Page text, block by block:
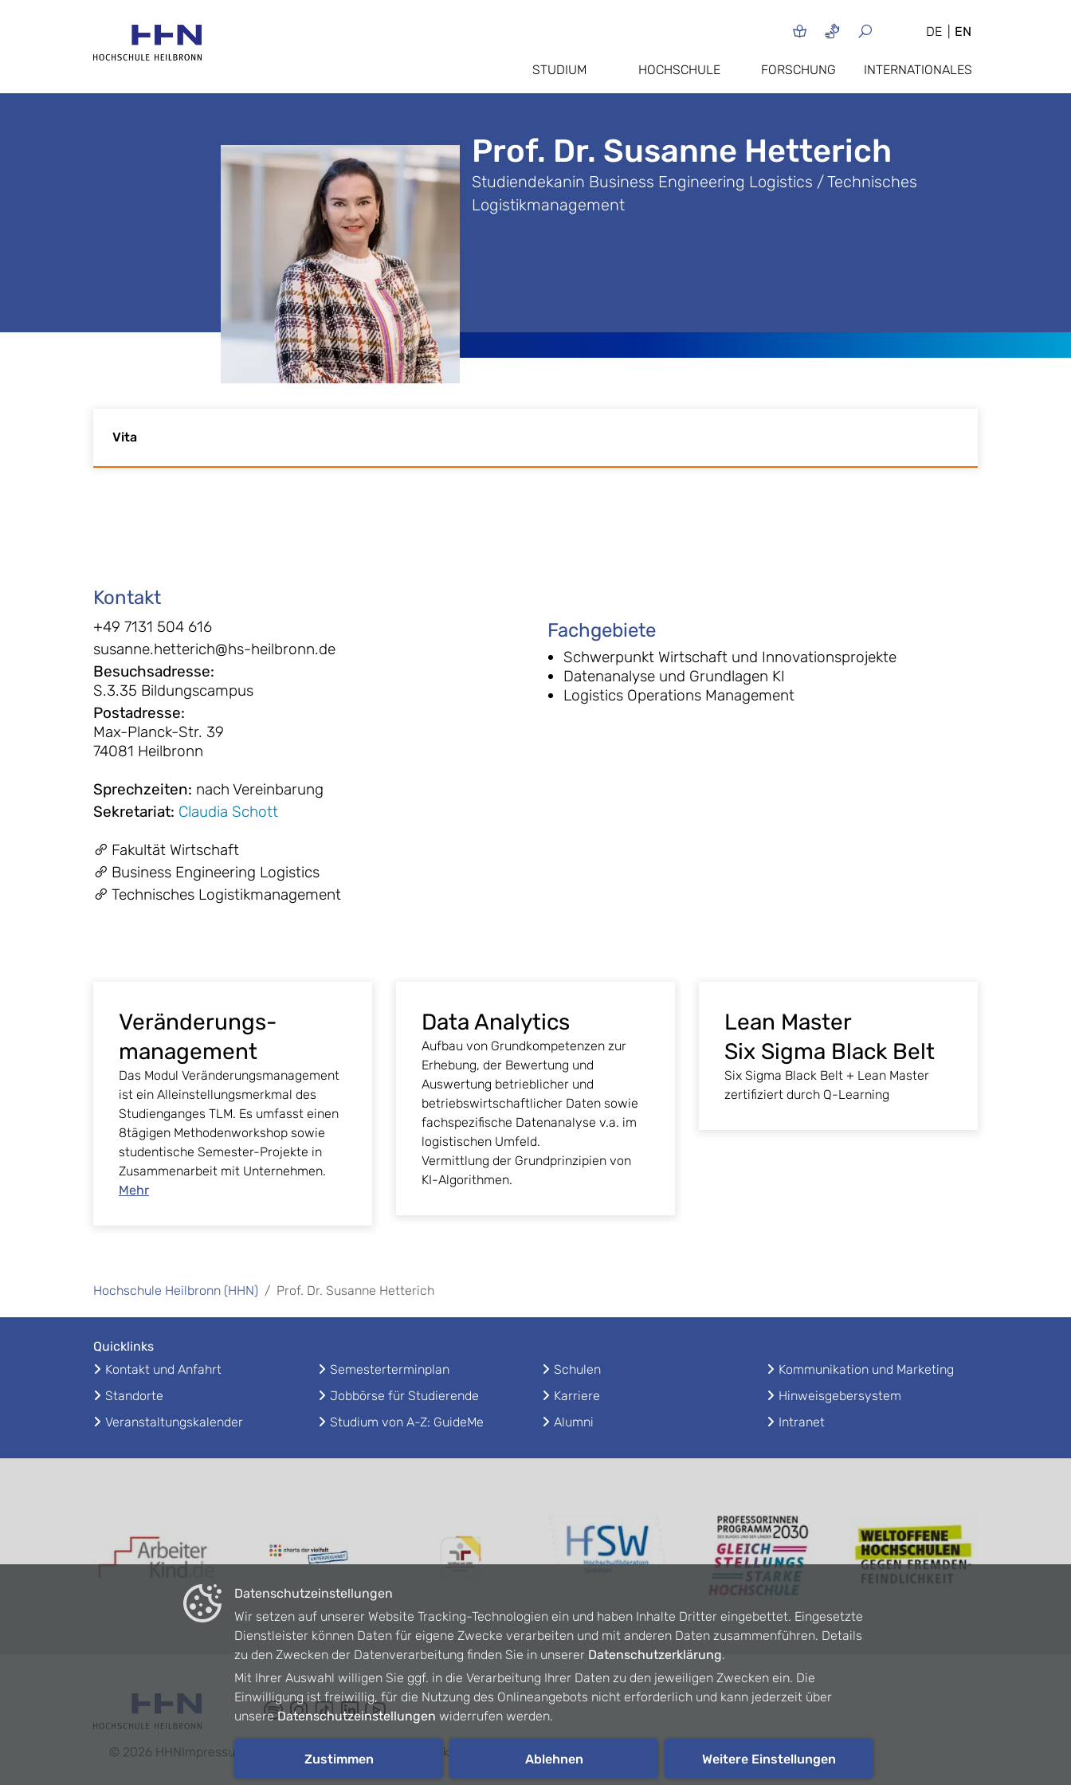
DE EN
STUDIUM HOCHSCHULE FORSCHUNG INTERNATIONALES
Prof. Dr. Susanne Hetterich
Studiendekanin Business Engineering Logistics / Technisches
Logistikmanagement
Vita
Kontakt
+49 7131 504 616
susanne.hetterich@hs-heilbronn.de
Besuchsadresse:
S.3.35 Bildungscampus
Postadresse:
Max-Planck-Str. 39
74081 Heilbronn
Sprechzeiten: nach Vereinbarung
Sekretariat: Claudia Schott
Fakultät Wirtschaft
Business Engineering Logistics
Technisches Logistikmanagement
Fachgebiete
Schwerpunkt Wirtschaft und Innovationsprojekte
Datenanalyse und Grundlagen KI
Logistics Operations Management
Veränderungs-
management
Das Modul Veränderungsmanagement
ist ein Alleinstellungsmerkmal des
Studienganges TLM. Es umfasst einen
8tägigen Methodenworkshop sowie
studentische Semester-Projekte in
Zusammenarbeit mit Unternehmen.
Mehr
Data Analytics
Aufbau von Grundkompetenzen zur
Erhebung, der Bewertung und
Auswertung betrieblicher und
betriebswirtschaftlicher Daten sowie
fachspezifische Datenanalyse v.a. im
logistischen Umfeld.
Vermittlung der Grundprinzipien von
KI-Algorithmen.
Lean Master
Six Sigma Black Belt
Six Sigma Black Belt + Lean Master
zertifiziert durch Q-Learning
Hochschule Heilbronn (HHN) Prof. Dr. Susanne Hetterich
Quicklinks
Kontakt und Anfahrt
Standorte
Veranstaltungskalender
Semesterterminplan
Jobbörse für Studierende
Studium von A-Z: GuideMe
Schulen
Karriere
Alumni
Kommunikation und Marketing
Hinweisgebersystem
Intranet
© 2026 HHN Impressum Datenschutz Barrierefreiheit Kontakt
Datenschutzeinstellungen
Wir setzen auf unserer Website Tracking-Technologien ein und haben Inhalte Dritter eingebettet. Eingesetzte
Dienstleister können Daten für eigene Zwecke verarbeiten und mit anderen Daten zusammenführen. Details
zu den Zwecken der Datenverarbeitung finden Sie in unserer Datenschutzerklärung.
Mit Ihrer Auswahl willigen Sie ggf. in die Verarbeitung Ihrer Daten zu den jeweiligen Zwecken ein. Die
Einwilligung ist freiwillig, für die Nutzung des Onlineangebots nicht erforderlich und kann jederzeit über
unsereDatenschutzeinstellungen widerrufen werden.
Zustimmen Ablehnen Weitere Einstellungen